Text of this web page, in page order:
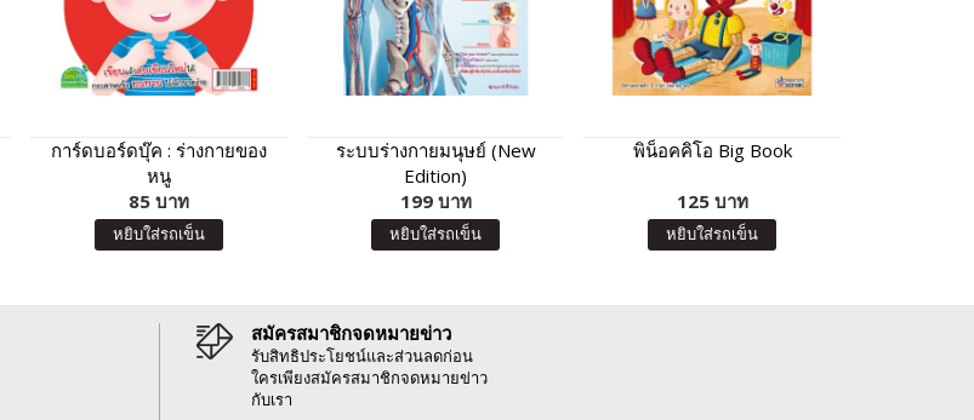
การ์ดบอร์ดบุ๊ค : ร่างกายของ
หนู
85 บาท
หยิบใส่รถเข็น
ระบบร่างกายมนุษย์ (New
Edition)
199 บาท
หยิบใส่รถเข็น
พิน็อคคิโอ Big Book
125 บาท
หยิบใส่รถเข็น
สมัครสมาชิกจดหมายข่าว
รับสิทธิประโยชน์และส่วนลดก่อน
ใครเพียงสมัครสมาชิกจดหมายข่าว
กับเรา